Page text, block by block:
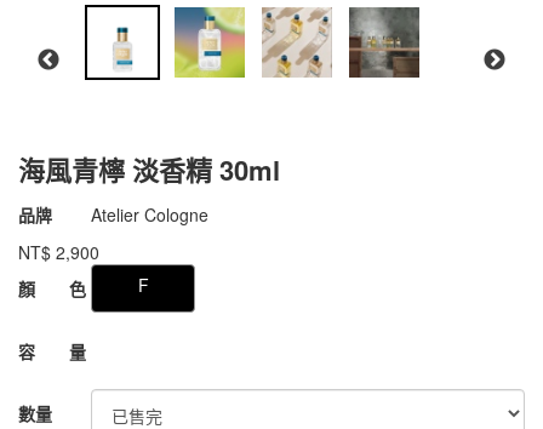
海風青檸 淡香精 30ml
商品代號 011aAC002
011aAC002
品牌
Atelier Cologne
NT$ 2,900
GOODS000000000000007350672
顏 色 F
容 量
數量